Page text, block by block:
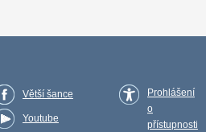
Větší šance
Youtube
Prohlášení
o
přístupnosti